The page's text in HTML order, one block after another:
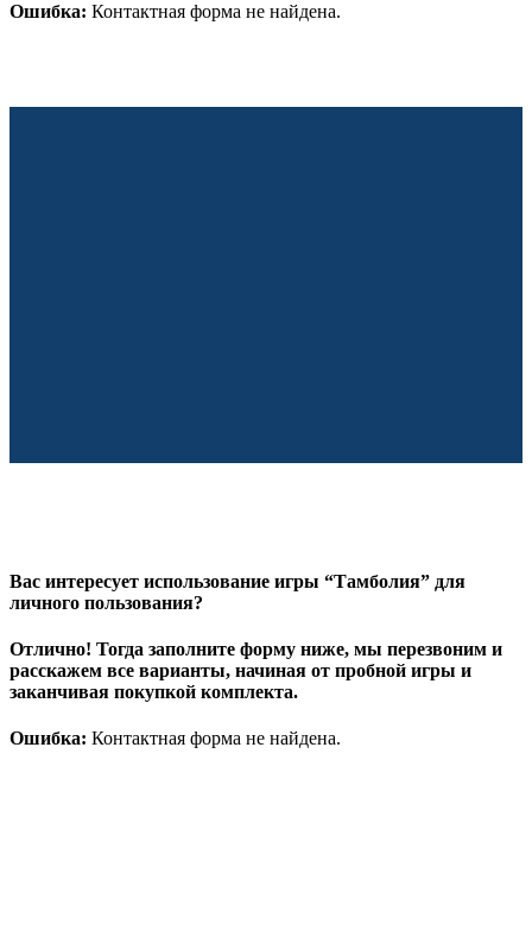
Ошибка: Контактная форма не найдена.
Вас интересует использование игры “Тамболия” для
личного пользования?
Отлично! Тогда заполните форму ниже, мы перезвоним и
расскажем все варианты, начиная от пробной игры и
заканчивая покупкой комплекта.
Ошибка: Контактная форма не найдена.